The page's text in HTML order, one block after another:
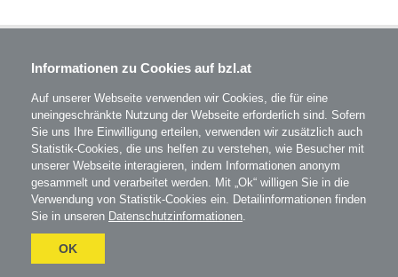
BZL - Bildungszentrum Lenzing GmbH
Im Grüntal 2
T: 07672 701-3531
office@bzl.at
BZLauf Facebook
BZLauf Instagram
Umgesetzt
Informationen zu Cookies auf bzl.at
Auf unserer Webseite verwenden wir Cookies, die für eine
uneingeschränkte Nutzung der Webseite erforderlich sind. Sofern
Sie uns Ihre Einwilligung erteilen, verwenden wir zusätzlich auch
Statistik-Cookies, die uns helfen zu verstehen, wie Besucher mit
unserer Webseite interagieren, indem Informationen anonym
gesammelt und verarbeitet werden. Mit „Ok“ willigen Sie in die
Verwendung von Statistik-Cookies ein. Detailinformationen finden
Sie in unseren Datenschutzinformationen.
OK